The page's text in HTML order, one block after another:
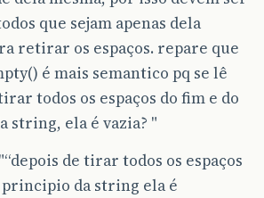
que sejam apenas dela
retirar os espaços. repare que
é mais semantico pq se lê
todos os espaços do fim e do
string, ela é vazia? "
de tirar todos os espaços
principio da string ela é